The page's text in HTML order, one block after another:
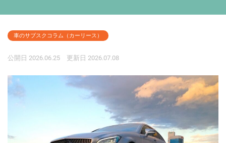
車のサブスクコラム（カーリース）
公開日 2026.06.25 更新日 2026.07.08